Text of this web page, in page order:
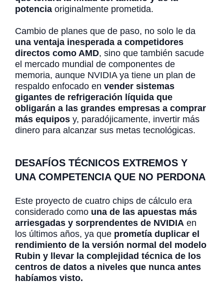
potencia originalmente prometida.
Cambio de planes que de paso, no solo le da
una ventaja inesperada a competidores
directos como AMD, sino que también sacude
el mercado mundial de componentes de
memoria, aunque NVIDIA ya tiene un plan de
respaldo enfocado en vender sistemas
gigantes de refrigeración líquida que
obligarán a las grandes empresas a comprar
más equipos y, paradójicamente, invertir más
dinero para alcanzar sus metas tecnológicas.
DESAFÍOS TÉCNICOS EXTREMOS Y
UNA COMPETENCIA QUE NO PERDONA
Este proyecto de cuatro chips de cálculo era
considerado como una de las apuestas más
arriesgadas y sorprendentes de NVIDIA en
los últimos años, ya que prometía duplicar el
rendimiento de la versión normal del modelo
Rubin y llevar la complejidad técnica de los
centros de datos a niveles que nunca antes
habíamos visto.